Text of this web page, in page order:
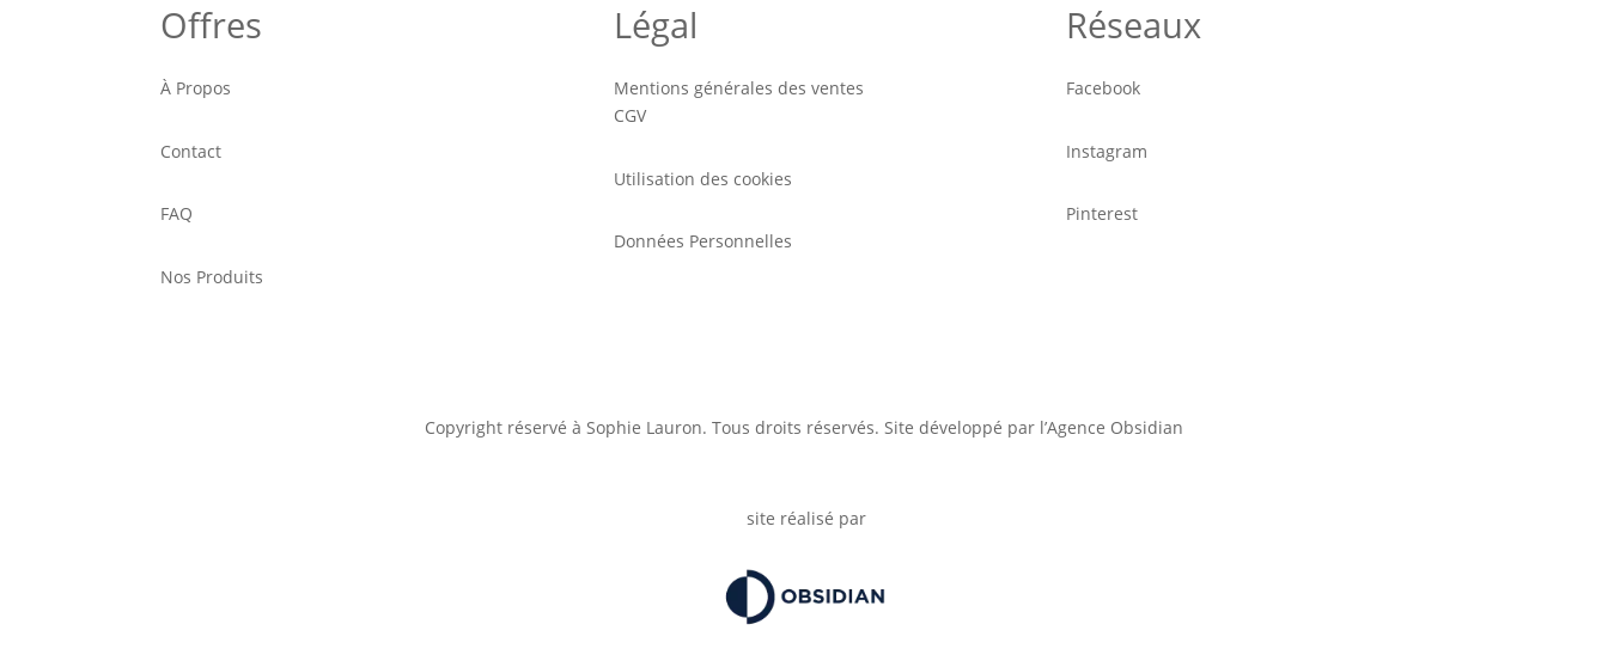
Offres
À Propos
Contact
FAQ
Nos Produits
Légal
Mentions générales des ventes
CGV
Utilisation des cookies
Données Personnelles
Réseaux
Facebook
Instagram
Pinterest
Copyright réservé à Sophie Lauron. Tous droits réservés. Site développé par l’Agence Obsidian
site réalisé par